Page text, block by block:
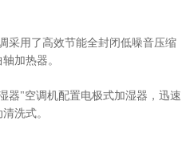
用了高效节能全封闭低噪音压缩
加热器。
"空调机配置电极式加湿器，迅速
洗式。